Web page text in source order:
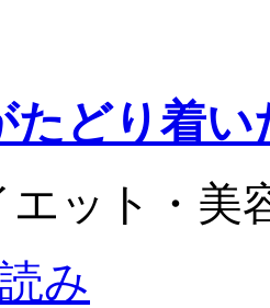
たどり着
エット・美
み